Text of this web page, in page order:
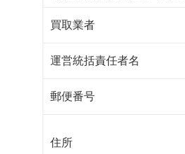
買取業者
運営統括責任者名
郵便番号
住所